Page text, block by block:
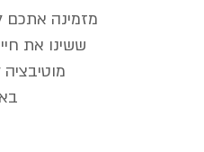
מזמינה
ששינו את
מוטיבציה